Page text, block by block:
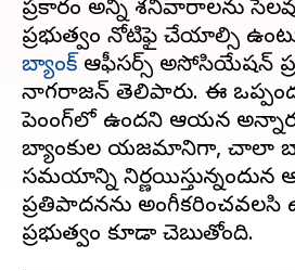
ప్రకారం అన్ని శనివారాలను
ప్రభుత్వం నోటిఫై చేయాల్సి
బ్యాంక్ ఆఫీసర్స్ అసోసియేషన్
నాగరాజన్ తెలిపారు. ఈ
పెండింగ్‌లో ఉందని ఆయన
బ్యాంకుల యజమానిగా, చాలా
సమయాన్ని
ప్రతిపాదనను అంగీకరించవలసి